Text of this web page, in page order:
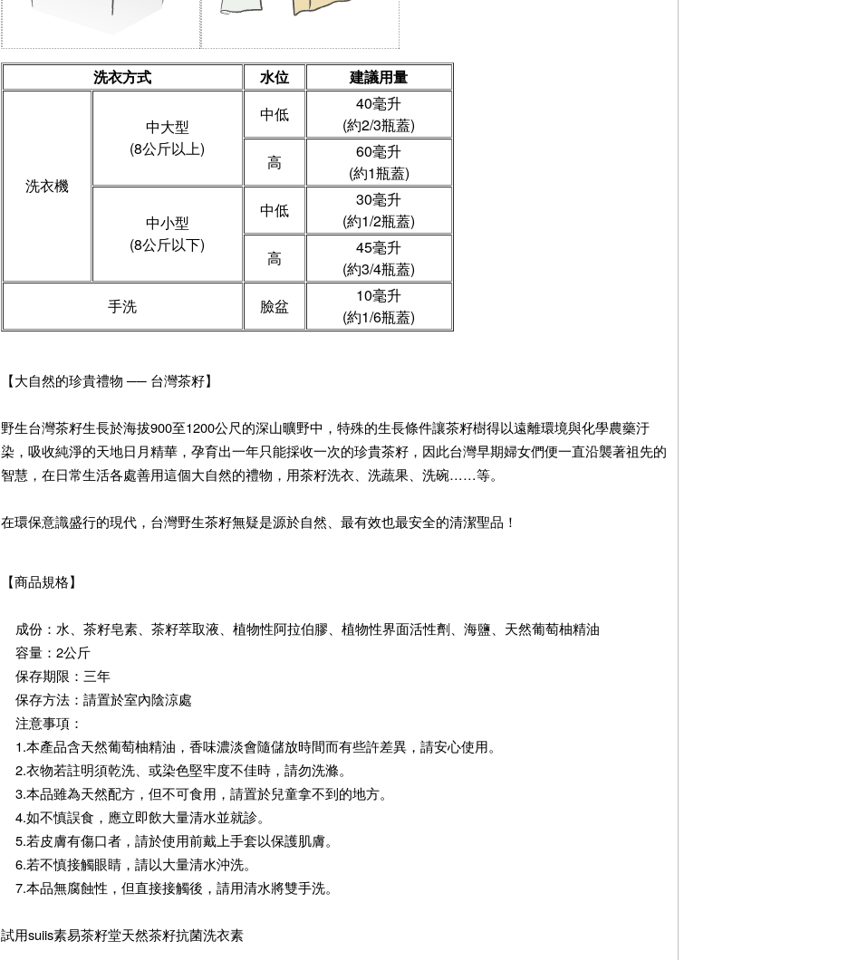
洗衣方式 水位 建議用量
洗衣機
中大型
(8公斤以上)
中低
40毫升
(約2/3瓶蓋)
高
60毫升
(約1瓶蓋)
中小型
(8公斤以下)
中低
30毫升
(約1/2瓶蓋)
高
45毫升
(約3/4瓶蓋)
手洗
臉盆
10毫升
(約1/6瓶蓋)
【大自然的珍貴禮物 ── 台灣茶籽】
野生台灣茶籽生長於海拔900至1200公尺的深山曠野中，特殊的生長條件讓茶籽樹得以遠離環境與化學農藥汙
染，吸收純淨的天地日月精華，孕育出一年只能採收一次的珍貴茶籽，因此台灣早期婦女們便一直沿襲著祖先的
智慧，在日常生活各處善用這個大自然的禮物，用茶籽洗衣、洗蔬果、洗碗……等。
在環保意識盛行的現代，台灣野生茶籽無疑是源於自然、最有效也最安全的清潔聖品！
【商品規格】
成份：水、茶籽皂素、茶籽萃取液、植物性阿拉伯膠、植物性界面活性劑、海鹽、天然葡萄柚精油
容量：2公斤
保存期限：三年
保存方法：請置於室內陰涼處
注意事項：
1.本產品含天然葡萄柚精油，香味濃淡會隨儲放時間而有些許差異，請安心使用。
2.衣物若註明須乾洗、或染色堅牢度不佳時，請勿洗滌。
3.本品雖為天然配方，但不可食用，請置於兒童拿不到的地方。
4.如不慎誤食，應立即飲大量清水並就診。
5.若皮膚有傷口者，請於使用前戴上手套以保護肌膚。
6.若不慎接觸眼睛，請以大量清水沖洗。
7.本品無腐蝕性，但直接接觸後，請用清水將雙手洗。
試用suiis素易茶籽堂天然茶籽抗菌洗衣素